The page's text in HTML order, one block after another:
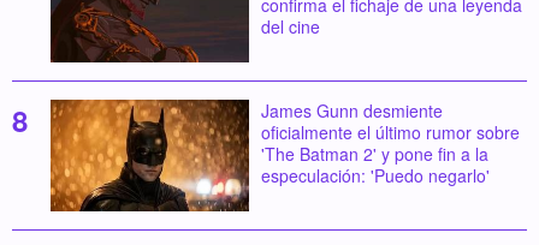
confirma el fichaje de una leyenda
del cine
James Gunn desmiente
oficialmente el último rumor sobre
'The Batman 2' y pone fin a la
especulación: 'Puedo negarlo'